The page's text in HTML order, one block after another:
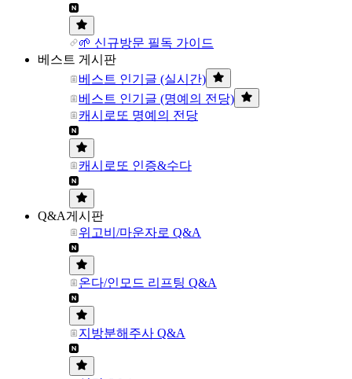
🌱 신규방문 필독 가이드
베스트 게시판
베스트 인기글 (실시간)
베스트 인기글 (명예의 전당)
캐시로또 명예의 전당
캐시로또 인증&수다
Q&A게시판
위고비/마운자로 Q&A
온다/인모드 리프팅 Q&A
지방분해주사 Q&A